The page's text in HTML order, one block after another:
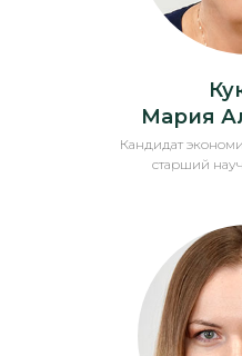
Мария
Кандидат
старший